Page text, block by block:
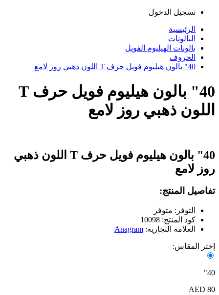
تسجيل الدخول
الرئيسية
البالونات
بالونات الهيليوم الفويل
الحروف
40" بالون هيليوم فويل حرف T اللون ذهبي روز لامع
40" بالون هيليوم فويل حرف T
اللون ذهبي روز لامع
40" بالون هيليوم فويل حرف T اللون ذهبي
روز لامع
تفاصيل المنتج:
التوفر: متوفر
كود المنتج: 10098
العلامة التجارية: Anagram
إختر المقاس:
40"
80 AED